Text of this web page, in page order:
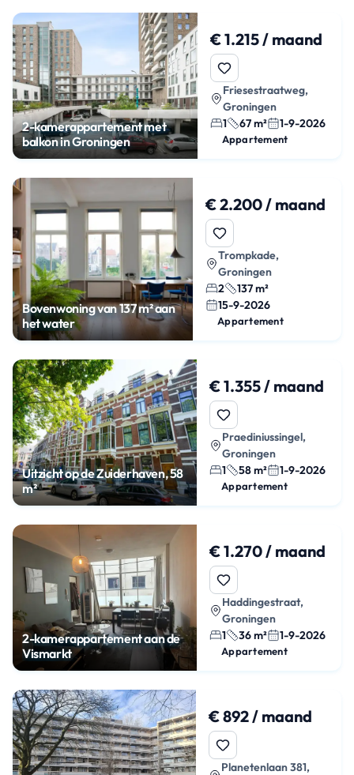
2-kamerappartement met
balkon in Groningen
€ 1.215 / maand
Friesestraatweg,
Groningen
1
67 m² 1-9-2026
Appartement
Bovenwoning van 137 m² aan
het water
€ 2.200 / maand
Trompkade,
Groningen
2
137 m²
15-9-2026
Appartement
Uitzicht op de Zuiderhaven, 58
m²
€ 1.355 / maand
Praediniussingel,
Groningen
1
58 m² 1-9-2026
Appartement
2-kamerappartement aan de
Vismarkt
€ 1.270 / maand
Haddingestraat,
Groningen
1
36 m² 1-9-2026
Appartement
€ 892 / maand
Planetenlaan 381,